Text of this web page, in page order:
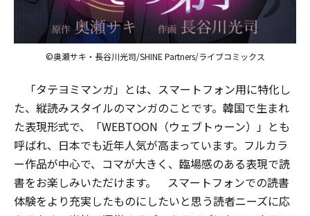
©奥瀬サキ・長谷川光司/SHINE Partners/ライブコミックス
「タテヨミマンガ」とは、スマートフォン用に特化し
た、縦読みスタイルのマンガのことです。韓国で生まれ
た表現形式で、「WEBTOON（ウェブトゥーン）」とも
呼ばれ、日本でも近年人気が高まっています。フルカラ
ー作品が中心で、コマが大きく、臨場感のある表現で読
書をお楽しみいただけます。 スマートフォンでの読書
体験をより充実したものにしたいと思う読者ニーズに応